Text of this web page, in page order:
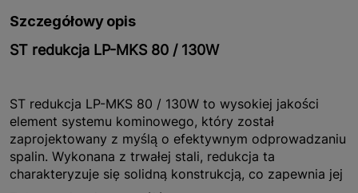
Szczegółowy opis
ST redukcja LP-MKS 80 / 130W
ST redukcja LP-MKS 80 / 130W to wysokiej jakości
element systemu kominowego, który został
zaprojektowany z myślą o efektywnym odprowadzaniu
spalin. Wykonana z trwałej stali, redukcja ta
charakteryzuje się solidną konstrukcją, co zapewnia jej